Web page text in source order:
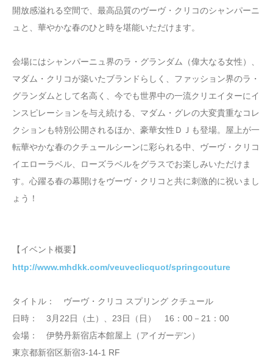
開放感溢れる空間で、最高品質のヴーヴ・クリコのシャンパーニ
ュと、華やかな春のひと時を堪能いただけます。
会場にはシャンパーニュ界のラ・グランダム（偉大なる女性）、
マダム・クリコが築いたブランドらしく、ファッション界のラ・
グランダムとして名高く、今でも世界中の一流クリエイターにイ
ンスピレーションを与え続ける、マダム・グレの大変貴重なコレ
クションも特別公開されるほか、豪華女性ＤＪも登場。屋上が一
転華やかな春のクチュールシーンに彩られる中、ヴーヴ・クリコ
イエローラベル、ローズラベルをグラスでお楽しみいただけま
す。心躍る春の幕開けをヴーヴ・クリコと共に刺激的に祝いまし
ょう！
【イベント概要】
http://www.mhdkk.com/veuveclicquot/springcouture
タイトル： ヴーヴ・クリコ スプリング クチュール
日時： 3月22日（土）、23日（日） 16：00－21：00
会場： 伊勢丹新宿店本館屋上（アイガーデン）
東京都新宿区新宿3-14-1 RF